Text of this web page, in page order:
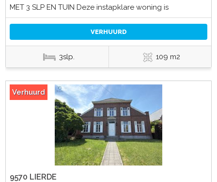
MET 3 SLP EN TUIN Deze instapklare woning is
VERHUURD
3slp. 109 m2
Verhuurd
9570 LIERDE